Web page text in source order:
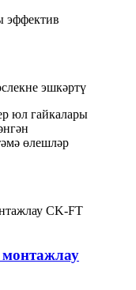
эффектив
эшкәртү
юл гайкалары
өлешләр
монтажлау